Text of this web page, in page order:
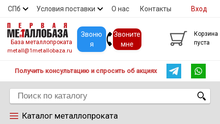
СПб Условия поставки О нас Контакты
Скидки Прайс Покупателям
Вход
База металлопроката
metall@1metallobaza.ru
Звоню
я
Звоните
мне
Корзина
пуста
Получить консультацию и спросить об акциях
Каталог металлопроката